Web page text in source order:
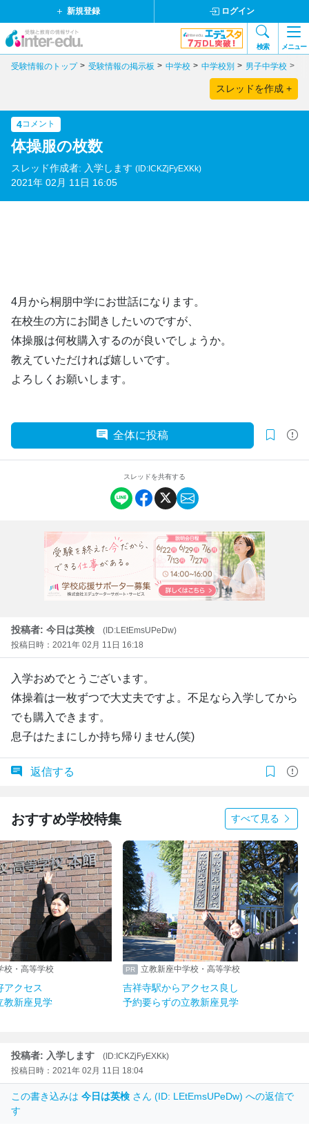
新規登録 ログイン
検索 メニュー
受験情報のトップ 受験情報の掲示板 中学校 中学校別 男子中学校
スレッドを作成 +
4コメント
体操服の枚数
スレッド作成者: 入学します (ID:ICKZjFyEXKk)
2021年 02月 11日 16:05
4月から桐朋中学にお世話になります。
在校生の方にお聞きしたいのですが、
体操服は何枚購入するのが良いでしょうか。
教えていただければ嬉しいです。
よろしくお願いします。
全体に投稿
スレッドを共有する
投稿者: 今日は英検
(ID:LEtEmsUPeDw)
投稿日時：2021年 02月 11日 16:18
入学おめでとうございます。
体操着は一枚ずつで大丈夫ですよ。不足なら入学してから
でも購入できます。
息子はたまにしか持ち帰りません(笑)
返信する
おすすめ学校特集 すべて見る
校・高等学校
アクセス
教新座見学
立教新座中学校・高等学校
吉祥寺駅からアクセス良し
予約要らずの立教新座見学
投稿者: 入学します
(ID:ICKZjFyEXKk)
投稿日時：2021年 02月 11日 18:04
この書き込みは 今日は英検 さん (ID: LEtEmsUPeDw) への返信で
す